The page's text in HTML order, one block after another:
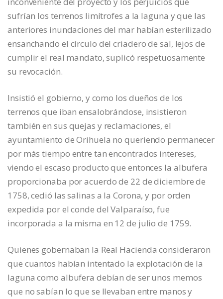
sufrían los terrenos limítrofes a la laguna y que las
anteriores inundaciones del mar habían esterilizado
ensanchando el círculo del criadero de sal, lejos de
cumplir el real mandato, suplicó respetuosamente
su revocación.
Insistió el gobierno, y como los dueños de los
terrenos que iban ensalobrándose, insistieron
también en sus quejas y reclamaciones, el
ayuntamiento de Orihuela no queriendo permanecer
por más tiempo entre tan encontrados intereses,
viendo el escaso producto que entonces la albufera
proporcionaba por acuerdo de 22 de diciembre de
1758, cedió las salinas a la Corona, y por orden
expedida por el conde del Valparaíso, fue
incorporada a la misma en 12 de julio de 1759.
Quienes gobernaban la Real Hacienda consideraron
que cuantos habían intentado la explotación de la
laguna como albufera debían de ser unos memos
que no sabían lo que se llevaban entre manos y